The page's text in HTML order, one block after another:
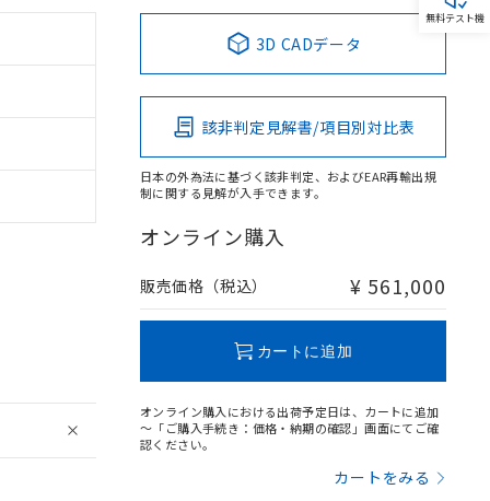
3D CADデータ
該非判定見解書/項目別対比表
日本の外為法に基づく該非判定、およびEAR再輸出規
制に関する見解が入手できます。
オンライン購入
販売価格（税込） ¥ 561,000
カートに追加
オンライン購入における出荷予定日は、カートに追加
～「ご購入手続き：価格・納期の確認」画面にてご確
認ください。
カートをみる
無料テスト機